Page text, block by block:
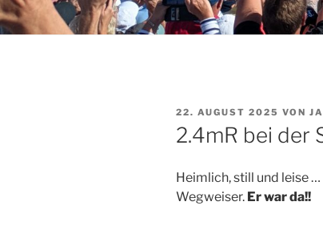
VERÖFFENTLICHT
AM
22. AUGUST 2025 VON
2.4mR bei der
Heimlich, still und leise
Wegweiser. Er war da!!